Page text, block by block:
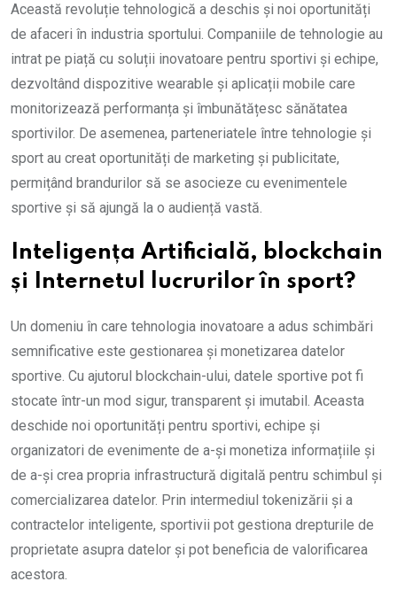
Această revoluție tehnologică a deschis și noi oportunități
de afaceri în industria sportului. Companiile de tehnologie au
intrat pe piață cu soluții inovatoare pentru sportivi și echipe,
dezvoltând dispozitive wearable și aplicații mobile care
monitorizează performanța și îmbunătățesc sănătatea
sportivilor. De asemenea, parteneriatele între tehnologie și
sport au creat oportunități de marketing și publicitate,
permițând brandurilor să se asocieze cu evenimentele
sportive și să ajungă la o audiență vastă.
Inteligența Artificială, blockchain
și Internetul lucrurilor în sport?
Un domeniu în care tehnologia inovatoare a adus schimbări
semnificative este gestionarea și monetizarea datelor
sportive. Cu ajutorul blockchain-ului, datele sportive pot fi
stocate într-un mod sigur, transparent și imutabil. Aceasta
deschide noi oportunități pentru sportivi, echipe și
organizatori de evenimente de a-și monetiza informațiile și
de a-și crea propria infrastructură digitală pentru schimbul și
comercializarea datelor. Prin intermediul tokenizării și a
contractelor inteligente, sportivii pot gestiona drepturile de
proprietate asupra datelor și pot beneficia de valorificarea
acestora.